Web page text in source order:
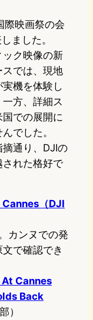
際映画祭の会
ました。
ック映像の新
では、現地
機を体験し
方、詳細ス
での展開に
でした。
摘通り、DJIの
された格好で
（DJI
カンヌでの発
で確認でき
Cannes
Back
）